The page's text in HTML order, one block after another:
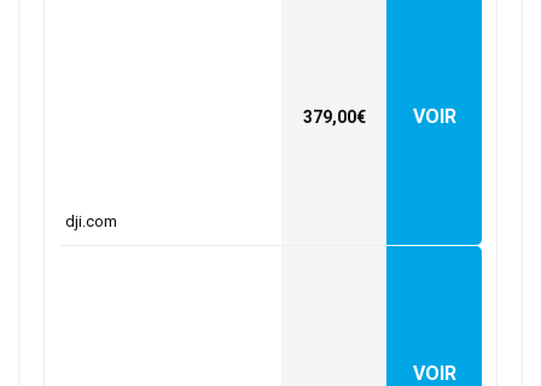
dji.com
379,00€ VOIR
VOIR